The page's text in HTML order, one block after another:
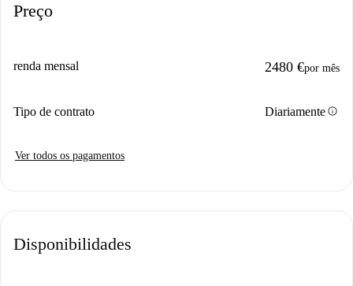
Preço
renda mensal 2480 €por mês
Tipo de contrato Diariamenteinfo
Ver todos os pagamentos
Disponibilidades